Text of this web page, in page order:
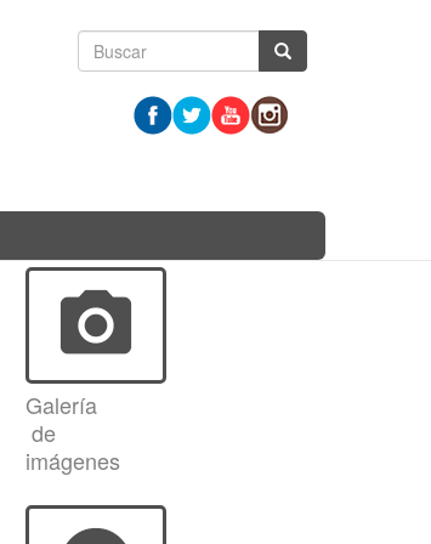
Formulario
búsqueda
photo_camera
Galería
de
imágenes